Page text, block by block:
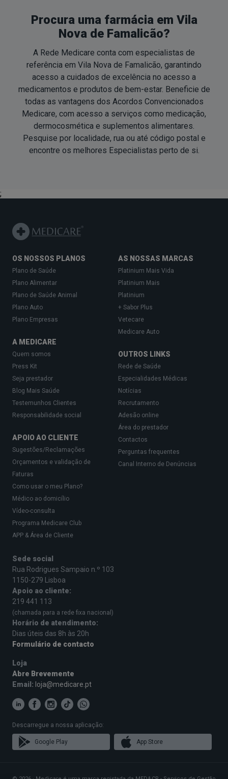
Procura uma farmácia em Vila
Nova de Famalicão?
A Rede Medicare conta com especialistas de
referência em Vila Nova de Famalicão, garantindo
acesso a cuidados de excelência no acesso a
medicamentos e produtos de bem-estar. Beneficie de
todas as vantagens dos Acordos Convencionados
Medicare, com acesso a serviços como medicação,
dermocosmética e suplementos alimentares.
Pesquise por localidade, rua ou até código postal e
encontre os melhores Especialistas perto de si.
;
OS NOSSOS PLANOS
Plano de Saúde
Plano Alimentar
Plano de Saúde Animal
Plano Auto
Plano Empresas
A MEDICARE
Quem somos
Press Kit
Seja prestador
Blog Mais Saúde
Testemunhos Clientes
Responsabilidade social
APOIO AO CLIENTE
Sugestões/Reclamações
Orçamentos e validação de
Faturas
Como usar o meu Plano?
Médico ao domicílio
Vídeo-consulta
Programa Medicare Club
APP & Área de Cliente
AS NOSSAS MARCAS
Platinium Mais Vida
Platinium Mais
Platinium
+ Sabor Plus
Vetecare
Medicare Auto
OUTROS LINKS
Rede de Saúde
Especialidades Médicas
Notícias
Recrutamento
Adesão online
Área do prestador
Contactos
Perguntas frequentes
Canal Interno de Denúncias
Sede social
Rua Rodrigues Sampaio n.º 103
1150-279 Lisboa
Apoio ao cliente:
219 441 113
(chamada para a rede fixa nacional)
Horário de atendimento:
Dias úteis das 8h às 20h
Formulário de contacto
Loja
Abre Brevemente
Email: loja@medicare.pt
Descarregue a nossa aplicação:
Google Play App Store